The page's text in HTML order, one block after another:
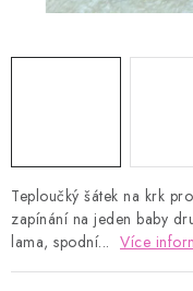
Teploučký šátek na krk
zapínání na jeden baby
lama, spodní... Více